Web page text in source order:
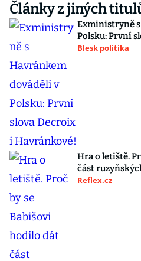
Články z jiných
Exministryně
Polsku: První
Blesk politika
Hra o letiště.
část
Reflex.cz